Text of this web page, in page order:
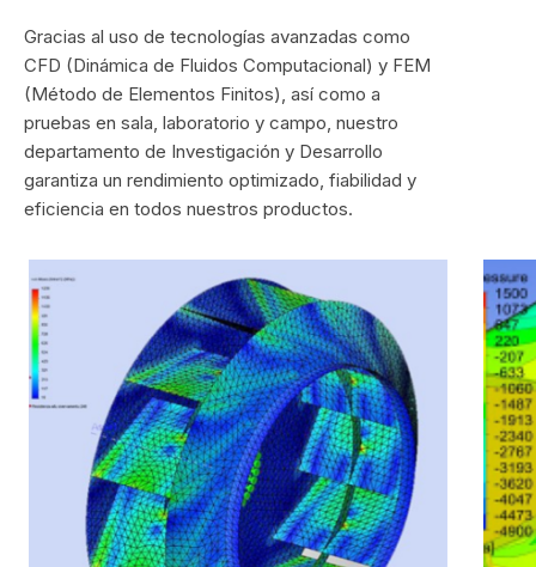
Gracias al uso de tecnologías avanzadas como
CFD (Dinámica de Fluidos Computacional) y FEM
(Método de Elementos Finitos), así como a
pruebas en sala, laboratorio y campo, nuestro
departamento de Investigación y Desarrollo
garantiza un rendimiento optimizado, fiabilidad y
eficiencia en todos nuestros productos.